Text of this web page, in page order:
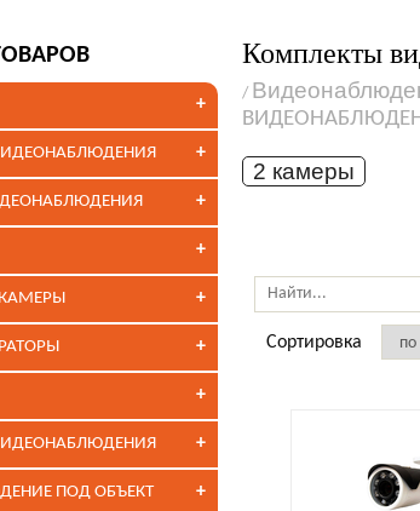
Комплекты
/
2 камеры
Сортировка
+
+
+
+
+
+
+
+
+
ПОД ОБЪЕКТ